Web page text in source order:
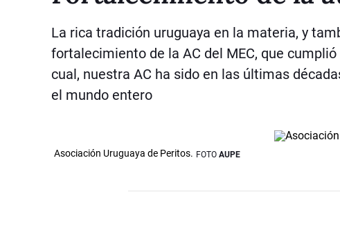
La rica tradición uruguaya en la materia, y
fortalecimiento de la AC del MEC, que
cual, nuestra AC ha sido en las últimas
el mundo entero
Asociación Uruguaya de Peritos. FOTO AUPE